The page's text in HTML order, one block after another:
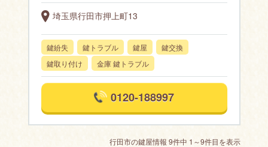
埼玉県行田市押上町13
鍵紛失 鍵トラブル 鍵屋
鍵交換
鍵取り付け
金庫 鍵トラブル
0120-188997
行田市の鍵屋情報 9件中 1～9件目を表示